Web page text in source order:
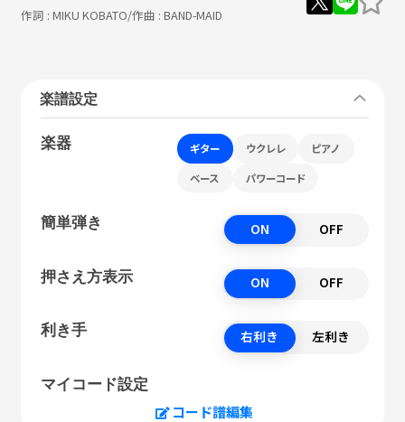
作詞 : MIKU KOBATO/作曲 : BAND-MAID
楽譜設定
楽器 ギター ウクレレ ピアノ
ベース パワーコード
簡単弾き ON OFF
押さえ方表示 ON OFF
利き手 右利き 左利き
マイコード設定
コード譜編集